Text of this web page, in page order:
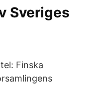
Sveriges
Finska